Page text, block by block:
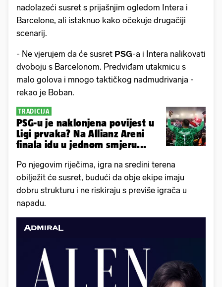
nadolazeći susret s prijašnjim ogledom Intera i
Barcelone, ali istaknuo kako očekuje drugačiji
scenarij.
- Ne vjerujem da će susret PSG-a i Intera nalikovati
dvoboju s Barcelonom. Predviđam utakmicu s
malo golova i mnogo taktičkog nadmudrivanja -
rekao je Boban.
TRADICIJA
PSG-u je naklonjena povijest u
Ligi prvaka? Na Allianz Areni
finala idu u jednom smjeru...
Po njegovim riječima, igra na sredini terena
obilježit će susret, budući da obje ekipe imaju
dobru strukturu i ne riskiraju s previše igrača u
napadu.